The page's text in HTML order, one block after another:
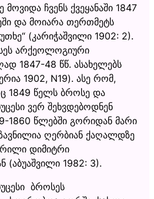
ჩვენს ქვეყანაში 1847
და მოიარა თერთმეტს
(კარიჭაშვილი 1902: 2).
არქეოლოგიური
1847-48 წწ. ასახელებს
1902, N19). ასე რომ,
1849 წელს ბროსე და
ვერ შეხვდებოდნენ
1860 წლებში გორიდან მარი
ღერბიან ქაღალდზე
დიმიტრი
(აბუაშვილი 1982: 3).
ბროსეს